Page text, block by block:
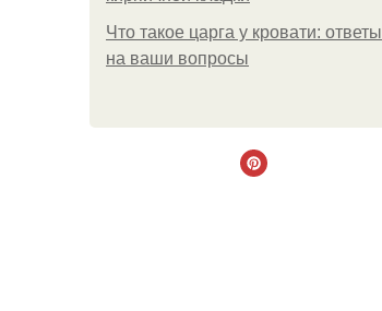
Что такое царга у кровати: ответы
на ваши вопросы